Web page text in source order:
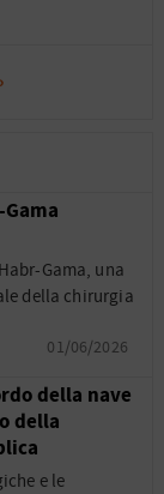
Gama, una
della chirurgia
01/06/2026
della nave
della
e le